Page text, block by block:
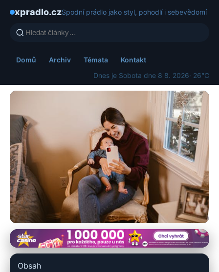
xpradlo.czSpodní prádlo jako styl, pohodlí i sebevědomí
Domů Archiv Témata
Kontakt
Dnes je Sobota dne 8 8. 2026· 26°C
xpradlo.cz
Optimální Výběr Plavek pro
Obsah